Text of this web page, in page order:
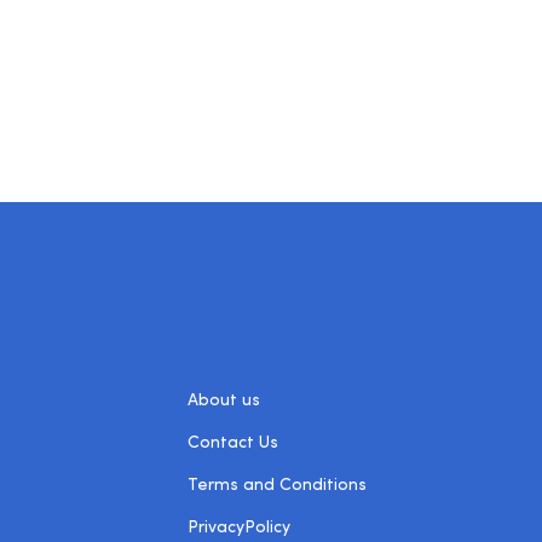
About us
Contact Us
Terms and Conditions
PrivacyPolicy